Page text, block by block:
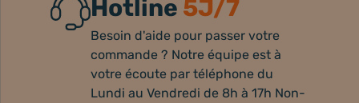
Hotline 5J/7
Besoin d'aide pour passer votre
commande ? Notre équipe est à
votre écoute par téléphone du
Lundi au Vendredi de 8h à 17h Non-